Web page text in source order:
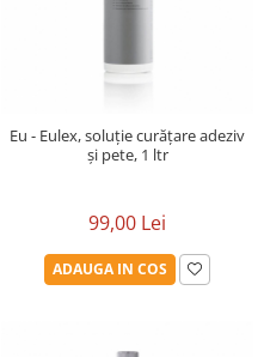
Eu - Eulex, soluție curățare adeziv
și pete, 1 ltr
99,00 Lei
ADAUGA IN COS